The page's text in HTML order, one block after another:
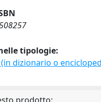
tipologie:
(in dizionario o